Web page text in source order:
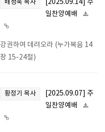
배성욱 목사
[2025.09.14] 주
일찬양예배
강권하여 데려오라 (누가복음 14
장 15-24절)
황정기 목사
[2025.09.07] 주
일찬양예배